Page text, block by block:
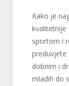
Kako je
kvalitetnije
sportom i
preduvjete
dobnim i
mladih do